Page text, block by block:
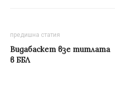
предишна статия
Видабаскет взе титлата
в ББЛ